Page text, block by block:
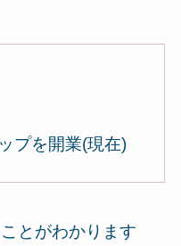
プを開業(現在)
とがわかります